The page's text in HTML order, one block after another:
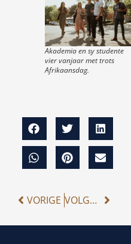
Akademia en sy studente
vier vanjaar met trots
Afrikaansdag.
VORIGE VOLGENDE